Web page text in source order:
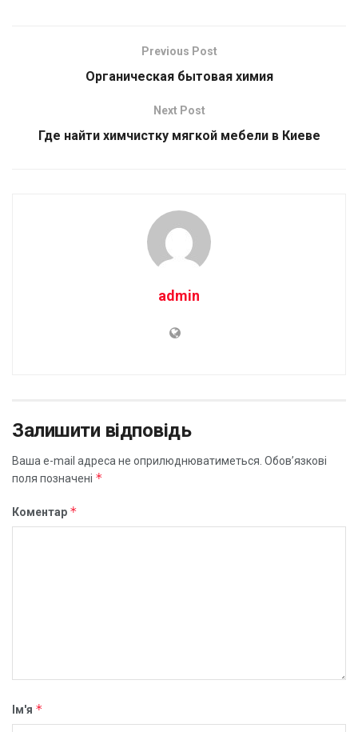
Previous Post
Органическая бытовая химия
Next Post
Где найти химчистку мягкой мебели в Киеве
admin
Залишити відповідь
Ваша e-mail адреса не оприлюднюватиметься. Обов’язкові
поля позначені *
Коментар *
Ім'я *